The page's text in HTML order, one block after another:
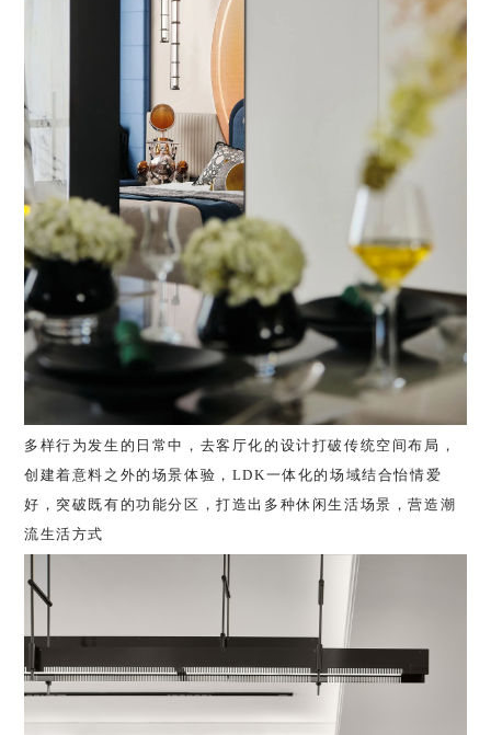
多样行为发生的日常中，去客厅化的设计打破传统空间布局，
创建着意料之外的场景体验，LDK一体化的场域结合怡情爱
好，突破既有的功能分区，打造出多种休闲生活场景，营造潮
流生活方式